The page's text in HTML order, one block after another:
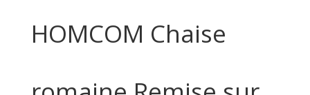
HOMCOM Chaise